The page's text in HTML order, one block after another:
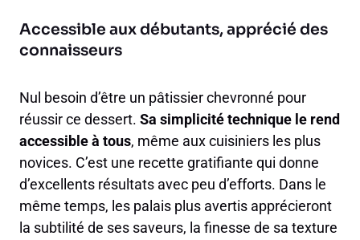
Accessible aux débutants, apprécié des
connaisseurs
Nul besoin d’être un pâtissier chevronné pour
réussir ce dessert. Sa simplicité technique le rend
accessible à tous, même aux cuisiniers les plus
novices. C’est une recette gratifiante qui donne
d’excellents résultats avec peu d’efforts. Dans le
même temps, les palais plus avertis apprécieront
la subtilité de ses saveurs, la finesse de sa texture